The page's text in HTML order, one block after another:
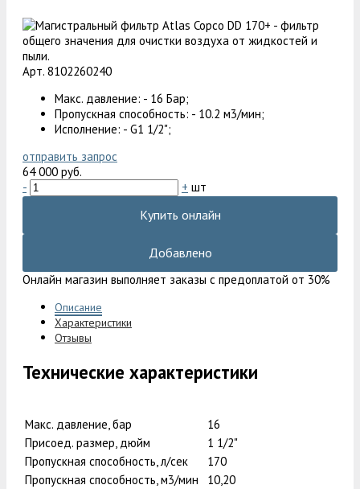
Арт. 8102260240
Макс. давление: - 16 Бар;
Пропускная способность: - 10.2 м3/мин;
Исполнение: - G1 1/2";
отправить запрос
64 000 руб.
-
+ шт
Купить онлайн
Добавлено
Онлайн магазин выполняет заказы с предоплатой от 30%
Описание
Характеристики
Отзывы
Технические характеристики
Макс. давление, бар
16
Присоед. размер, дюйм
1 1/2"
Пропускная способность, л/сек
170
Пропускная способность, м3/мин
10,20